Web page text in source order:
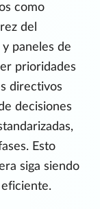
como
del
paneles de
prioridades
directivos
decisiones
Esto
siga siendo